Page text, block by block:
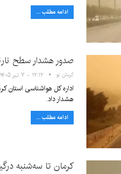
ادامه مطلب ...
صدور هشدار سطح
کرمان نو ۱۲:۱۲ - ۷ تیر ۱۴۰۵
اداره کل هواشناسی استان
هشدار داد.
ادامه مطلب ...
کرمان تا سه‌شنبه